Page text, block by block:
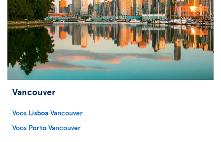
Vancouver
Voos Lisboa Vancouver
Voos Porto Vancouver